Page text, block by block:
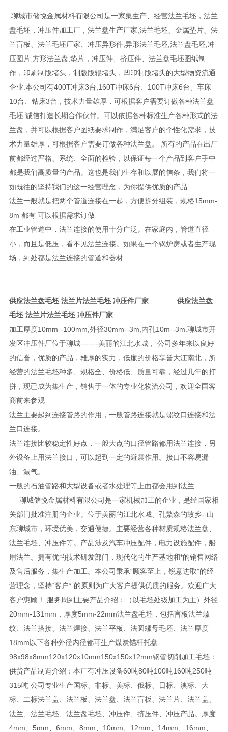
聊城市储悦金属材料有限公司是一家集生产、经营法兰毛坯，法兰
盘毛坯，冲压件加工厂，法兰盘生产厂家,法兰毛坯、金属垫片、法
兰盲板、法兰毛坯厂家、冲压异形件,异形法兰毛坯,法兰盘毛坯,冲
压圆片,方形法兰盘,垫片，冲压件、挤压件、法兰盘毛坯图纸制
作，印刷制版堵头，制版版辊堵头，凹印制版堵头的大型物资流通
企业.本公司有400T冲床3台,160T冲床6台、100T冲床6台、车床
10台、钻床3台，技术力量雄厚，可根据客户需要订做各种法兰盘
毛坯 诚信打造长期合作伙伴。可以依据各种标准生产各种形式的法
兰盘，并可以根据客户图纸要求制作，满足客户的个性化需求，技
术力量雄厚，可根据客户需要订做各种法兰盘。 所有的产品在出厂
前都经过严格、系统、全面的检验，以保证每一个产品到客户手中
都是我们高质量的产品。这也是我们生存和以展的信条，我们将一
如既往的坚持我们的这一经营理念，为你提供优质的产品
法兰一般就是把两个管道连接在一起，方便拆分组装，规格15mm-
8m 都有 可以根据需求订做
在工业管道中，法兰连接的使用十分广泛。在家庭内，管道直径
小，而且是低压，看不见法兰连接。如果在一个锅炉房或者生产现
场，到处都是法兰连接的管道和器材
供应法兰盘毛坯 法兰片法兰毛坯 冲压件厂家
供应法兰盘
毛坯 法兰片法兰毛坯 冲压件厂家
加工厚度10mm--100mm,外径30mm--3m,内孔10m--3m.聊城市开
发区冲压件厂位于聊城-------美丽的江北水城， 公司多年来以良好
的信誉，优质的产品，雄厚的实力，低廉的价格享誉大江南北，所
经营的法兰毛坯种多、规格全、价格低、质量可靠，经过几年的打
拼，现已成为集生产，销售于一体的专业化物流公司，欢迎全国客
商前来参观
法兰主要起到连接管路的作用，一般管路连接就是螺纹口连接和法
兰口连接。
法兰连接比较稳定性好点，一般大点的口径管路都用法兰连接，另
外设备上用法兰接口，可以起到一定的避震作用。接口不容易漏
油、漏气。
一般的石油管路和大型设备或者水处理等上面都会用到法兰
聊城储悦金属材料有限公司是一家机械加工的企业，是经国家相
关部门批准注册的企业。位于美丽的江北水城、孔繁森的故乡--山
东聊城市，环境优美，交通便捷。主要经营各种材质规格法兰盘、
法兰毛坯、冲压件等。产品涉及汽车冲压配件，电力设施配件，船
用法兰。拥有优的技术研发部门，现代化的生产基地和*的销售网络
及售后服务，集生产加工。本公司秉承“顾客至上，锐意进取”的经
营理念，坚持“客户*”的原则为广大客户提供优质的服务。欢迎广大
客户惠顾！ 服务周到主要产品介绍：（以毛坯处级加工为主）外径
20mm-131mm，厚度5mm-22mm法兰盘毛坯，包括盲板法兰螺
纹、法兰搭接、法兰焊接、法兰平板、法圆螺母毛坯、法兰厚度
18mm以下各种外径内径都可生产煤炭锚杆托盘
98x98x8mm120x120x10mm150x150x12mm钢管切削加工毛坯：
供货产品制造介绍：本厂有冲压设备60吨80吨100吨160吨250吨
315吨 公司专业生产国标、非标、美标、俄标、日标、澳标、大
标、二标法兰盖、法兰板、法兰盘、法兰盲板、法兰片、法兰盖、
法兰、法兰毛坯、法兰盘毛坯、冲压件、挤压件、冲压产品。厚度
4mm、5mm、6mm、8mm、10mm、12mm、14mm、16mm、